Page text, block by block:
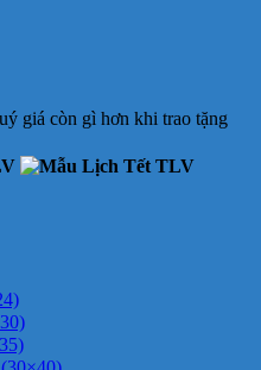
giá còn gì hơn khi trao tặng